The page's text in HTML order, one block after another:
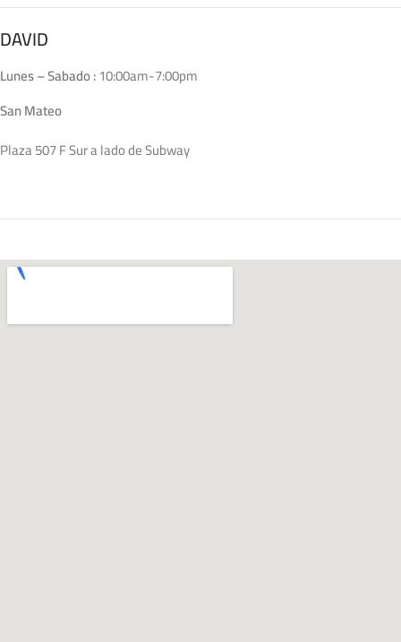
DAVID
Lunes – Sabado :10:00am-7:00pm
San Mateo
Plaza 507 F Sur a lado de Subway